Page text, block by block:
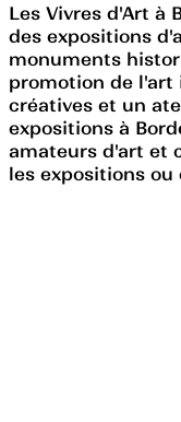
Les Vivres d'Art à
des expositions
monuments
promotion de l'art
créatives et un
expositions à
amateurs d'art et
les expositions